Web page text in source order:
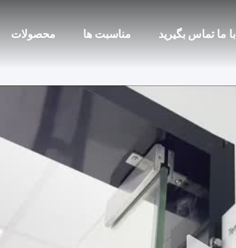
محصولات مناسبت ها با ما تماس بگیرید